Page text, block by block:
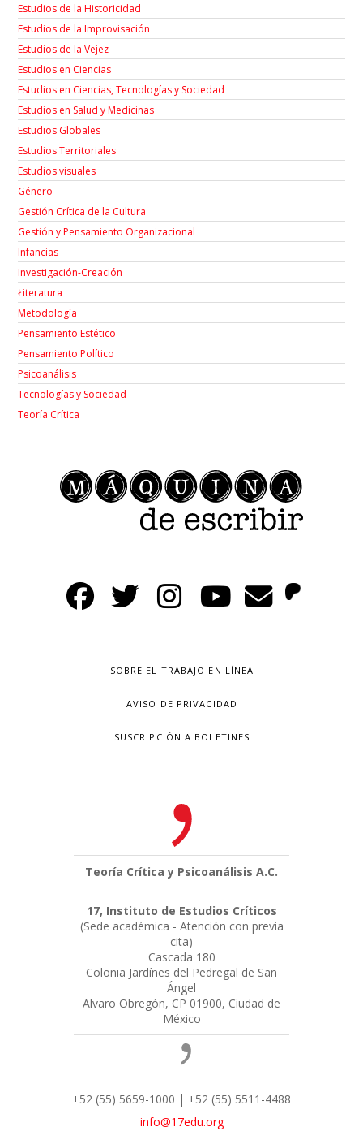
Estudios de la Historicidad
Estudios de la Improvisación
Estudios de la Vejez
Estudios en Ciencias
Estudios en Ciencias, Tecnologías y Sociedad
Estudios en Salud y Medicinas
Estudios Globales
Estudios Territoriales
Estudios visuales
Género
Gestión Crítica de la Cultura
Gestión y Pensamiento Organizacional
Infancias
Investigación-Creación
Łiteratura
Metodología
Pensamiento Estético
Pensamiento Político
Psicoanálisis
Tecnologías y Sociedad
Teoría Crítica
SOBRE EL TRABAJO EN LÍNEA
AVISO DE PRIVACIDAD
SUSCRIPCIÓN A BOLETINES
Teoría Crítica y Psicoanálisis A.C.
17, Instituto de Estudios Críticos
(Sede académica - Atención con previa
cita)
Cascada 180
Colonia Jardínes del Pedregal de San
Ángel
Alvaro Obregón, CP 01900, Ciudad de
México
+52 (55) 5659-1000 | +52 (55) 5511-4488
info@17edu.org